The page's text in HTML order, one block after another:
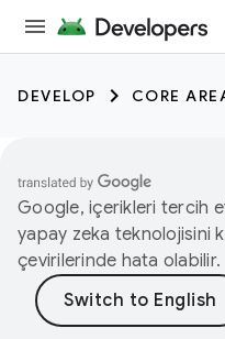
DEVELOP CORE
Google, içerikleri tercih
yapay zeka teknolojisini
çevirilerinde hata olabilir.